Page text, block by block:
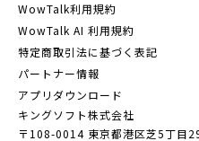
WowTalk利用規約
WowTalk AI 利用規約
特定商取引法に基づく表記
パートナー情報
アプリダウンロード
キングソフト株式会社
〒108-0014 東京都港区芝5丁目